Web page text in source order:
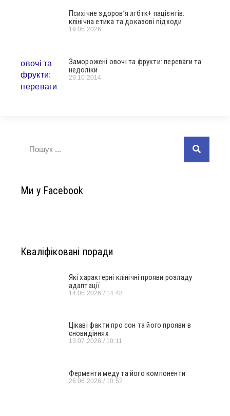
Психічне здоров’я лгбтк+ пацієнтів:
клінічна етика та доказові підходи
19.05.2026
Заморожені овочі та фрукти: переваги та
недоліки
29.10.2014
Ми у Facebook
Кваліфіковані поради
Які характерні клінічні прояви розладу
адаптації
14.05.2026 14:48
Цікаві факти про сон та його прояви в
сновидіннях
13.07.2026 10:11
Ферменти меду та його компоненти
26.06.2026 10:52